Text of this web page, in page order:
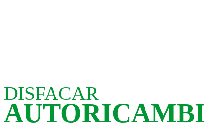
DISFACAR
AUTORICAMBI